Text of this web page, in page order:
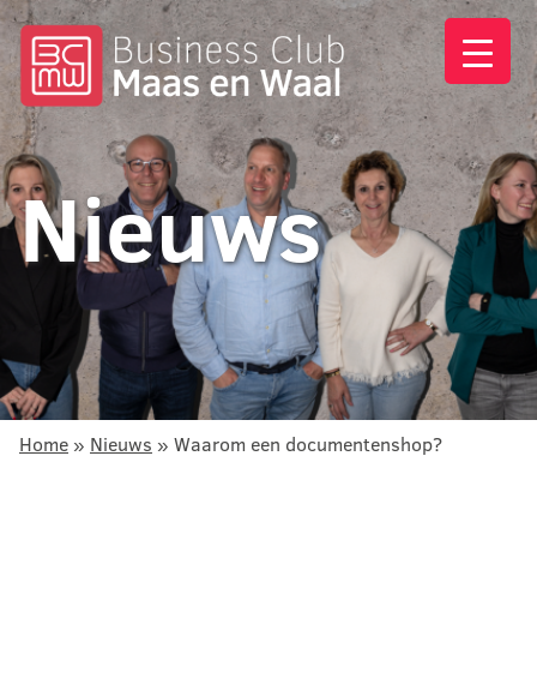
Nieuws
Home » Nieuws » Waarom een documentenshop?